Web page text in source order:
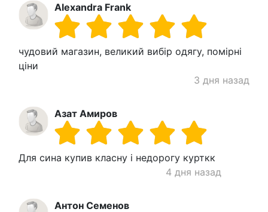
Alexandra Frank
чудовий магазин, великий вибір одягу, помірні
ціни
3 дня назад
Азат Амиров
Для сина купив класну і недорогу курткк
4 дня назад
Антон Семенов